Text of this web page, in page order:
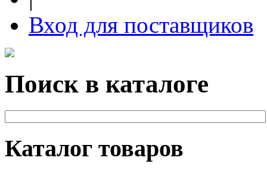
Вход для поставщиков
Поиск в каталоге
Каталог товаров